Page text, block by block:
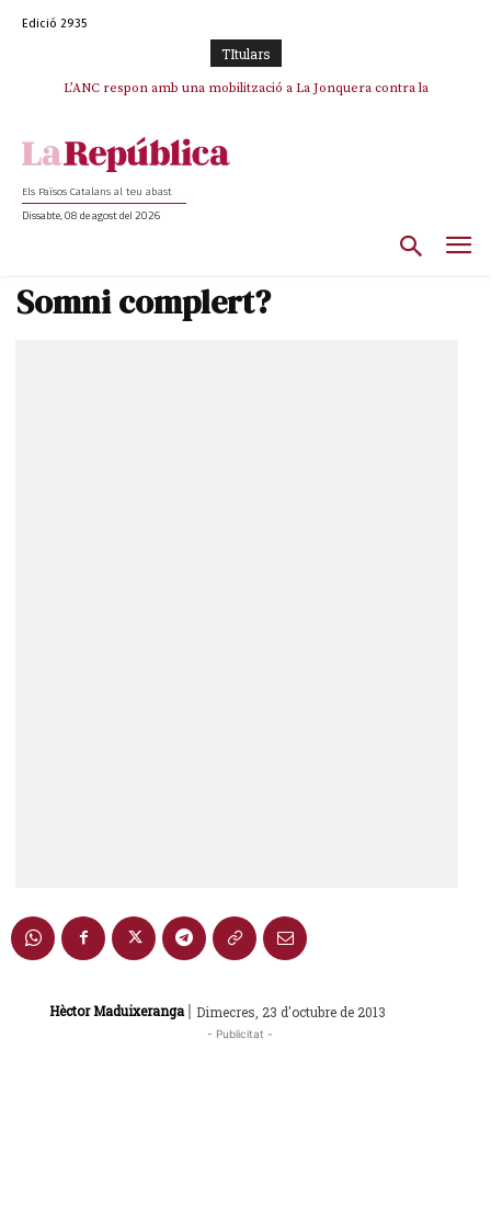
Edició 2935
TItulars
L’ANC respon amb una mobilització a La Jonquera contra la
SOS Costa Brava es planta contra la “nefasta” prolongació de la C-32 i
Els Països Catalans al teu abast
Dissabte, 08 de agost del 2026
Somni complert?
Hèctor Maduixeranga | Dimecres, 23 d'octubre de 2013
- Publicitat -